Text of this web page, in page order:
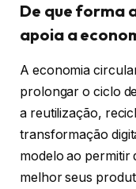
De que forma
apoia a
A economia
prolongar o ciclo
a reutilização,
transformação
modelo ao permitir
melhor seus